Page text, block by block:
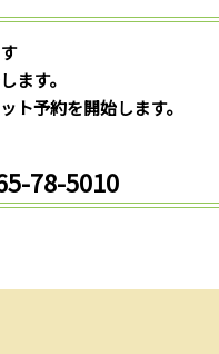
ます。
予約を開始します。
78-5010